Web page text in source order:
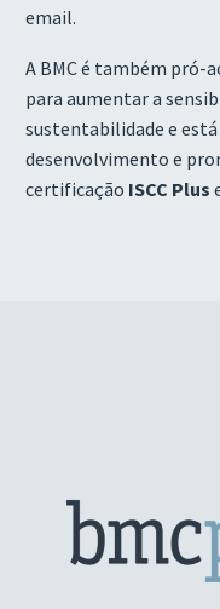
email.
A BMC é também pró-
para aumentar a
sustentabilidade e
desenvolvimento e
certificação ISCC Plus